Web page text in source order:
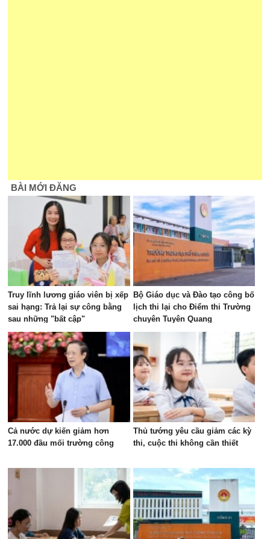
BÀI MỚI ĐĂNG
Truy lĩnh lương giáo viên bị xếp
sai hạng: Trả lại sự công bằng
sau những "bất cập"
Bộ Giáo dục và Đào tạo công bố
lịch thi lại cho Điểm thi Trường
chuyên Tuyên Quang
Cả nước dự kiến giảm hơn
17.000 đầu mối trường công
Thủ tướng yêu cầu giảm các kỳ
thi, cuộc thi không cần thiết